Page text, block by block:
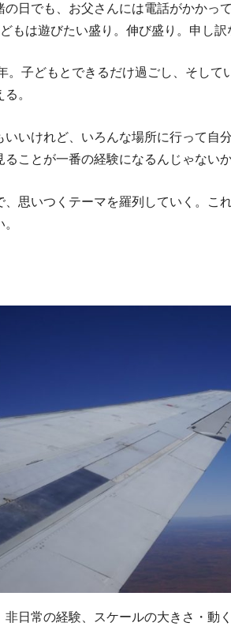
の日でも、お父さんには電話がかかっ
もは遊びたい盛り。伸び盛り。申し訳
。子どもとできるだけ過ごし、そして
。
いいけれど、いろんな場所に行って自
ることが一番の経験になるんじゃないか
、思いつくテーマを羅列していく。こ
非日常の経験、スケールの大きさ・動